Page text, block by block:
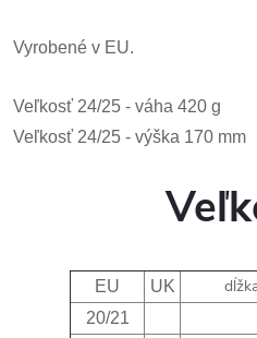
Vyrobené v EU.
Veľkosť 24/25 - váha 420 g
Veľkosť 24/25 - výška 170 mm
EU UK
20/21